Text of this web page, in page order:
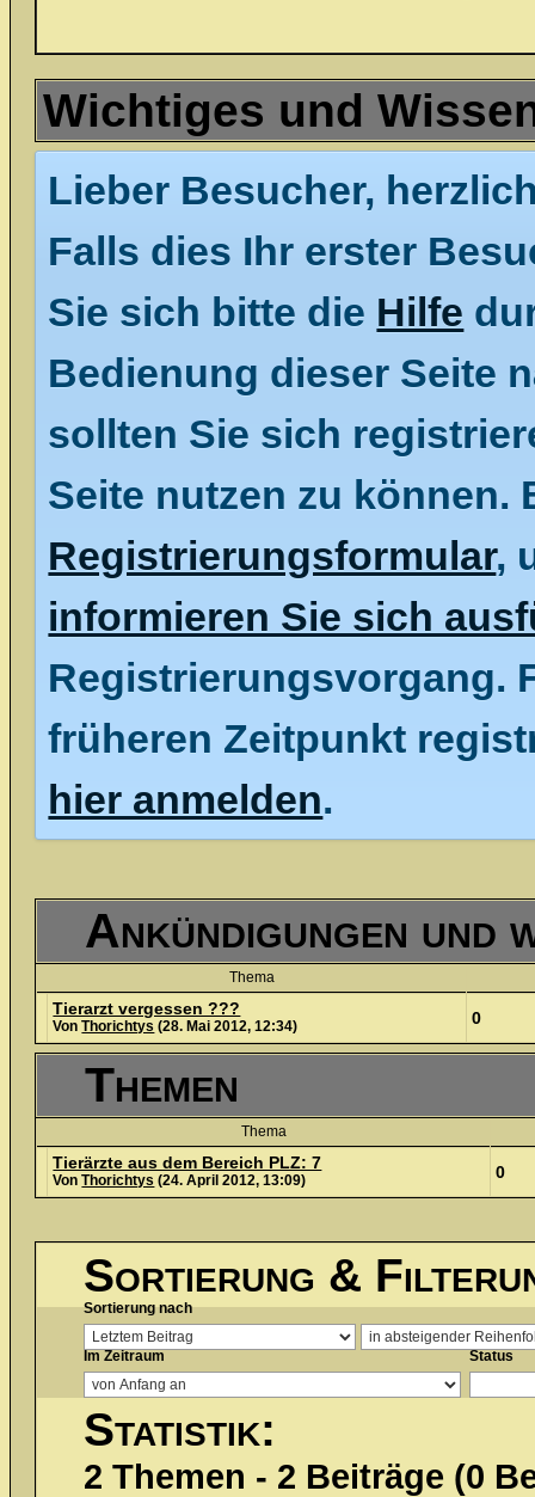
Wichtiges und
Lieber Besucher,
Falls dies Ihr erster
Sie sich bitte die Hilfe
Bedienung dieser Seite
sollten Sie sich
Seite nutzen zu können.
Registrierungsformular,
informieren Sie sich
Registrierungsvorgang.
früheren Zeitpunkt
hier anmelden.
Ankündigungen und
Thema
Tierarzt vergessen ???
VonThorichtys (28. Mai 2012, 12:34) 0
Themen
Thema
Tierärzte aus dem Bereich PLZ: 7
VonThorichtys (24. April 2012, 13:09) 0
Sortierung &
Sortierung nach
Im Zeitraum Status
Statistik:
2 Themen - 2 Beiträge (0